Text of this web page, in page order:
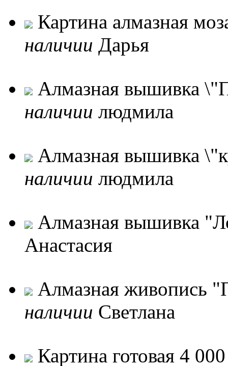
Картина алмазная
наличии Дарья
Алмазная вышивка
наличии людмила
Алмазная вышивка
наличии людмила
Алмазная вышивка
Анастасия
Алмазная живопись
наличии Светлана
Картина готовая 4